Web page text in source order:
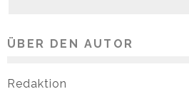
ÜBER DEN AUTOR
Redaktion